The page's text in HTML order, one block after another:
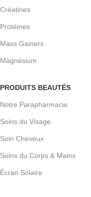
Créatines
Protéines
Mass Gainers
Magnésium
PRODUITS BEAUTÉS
Notre Parapharmacie
Soins du Visage
Soin Cheveux
Soins du Corps & Mains
Écran Solaire